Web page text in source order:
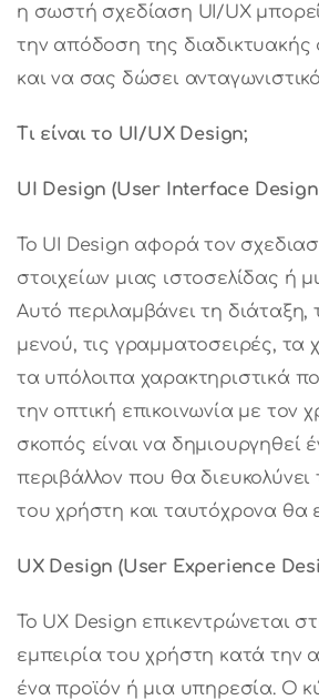
η σωστή σχεδίαση UI/UX
την απόδοση της διαδικτυακής
και να σας δώσει
Τι είναι το UI /UX Design;
UI Design (User Interface
Το UI Design αφορά τον
στοιχείων μιας ιστοσελίδας ή
Αυτό περιλαμβάνει τη διάταξη,
μενού, τις γραμματοσειρές, τα
τα υπόλοιπα χαρακτηριστικά
την οπτική επικοινωνία με τον
σκοπός είναι να δημιουργηθεί
περιβάλλον που θα
του χρήστη και ταυτόχρονα θα
UX Design (User Experience
Το UX Design επικεντρώνεται
εμπειρία του χρήστη κατά την
ένα προϊόν ή μια υπηρεσία. Ο